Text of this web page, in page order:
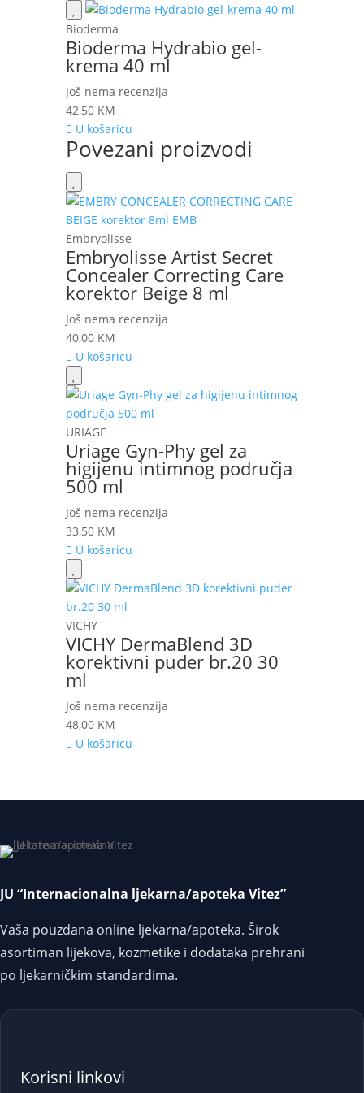
Bioderma
Bioderma Hydrabio gel-
krema 40 ml
Još nema recenzija
42,50 KM
U košaricu
Povezani proizvodi
Embryolisse
Embryolisse Artist Secret
Concealer Correcting Care
korektor Beige 8 ml
Još nema recenzija
40,00 KM
U košaricu
URIAGE
Uriage Gyn-Phy gel za
higijenu intimnog područja
500 ml
Još nema recenzija
33,50 KM
U košaricu
VICHY
VICHY DermaBlend 3D
korektivni puder br.20 30
ml
Još nema recenzija
48,00 KM
U košaricu
JU “Internacionalna ljekarna/apoteka Vitez”
Vaša pouzdana online ljekarna/apoteka. Širok
asortiman lijekova, kozmetike i dodataka prehrani
po ljekarničkim standardima.
Korisni linkovi